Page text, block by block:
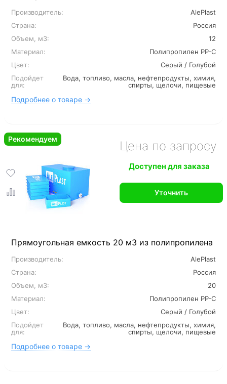
Производитель:
AlePlast
Страна:
Россия
Объем, м3:
12
Материал:
Полипропилен PP-C
Цвет:
Серый / Голубой
Подойдет
для:
Вода, топливо, масла, нефтепродукты, химия,
спирты, щелочи, пищевые
Подробнее о товаре →
Прямоугольная емкость 20 м3 из полипропилена
Производитель:
AlePlast
Страна:
Россия
Объем, м3:
20
Материал:
Полипропилен PP-C
Цвет:
Серый / Голубой
Подойдет
для:
Вода, топливо, масла, нефтепродукты, химия,
спирты, щелочи, пищевые
Подробнее о товаре →
Цена по запросу
Рекомендуем
Доступен для заказа
Уточнить